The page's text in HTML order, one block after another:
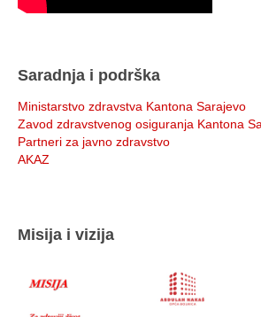
Saradnja i podrška
Ministarstvo zdravstva Kantona Sarajevo
Zavod zdravstvenog osiguranja Kantona
Partneri za javno zdravstvo
AKAZ
Misija i vizija